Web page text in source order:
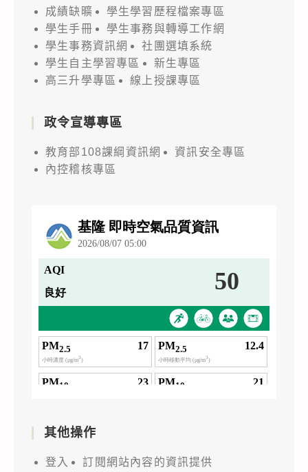
成績缺曠
學生學習歷程檔案專區
學生手冊
學生事務與轉導工作網
學生事務資訊網
社團選填系統
學生自主學習專區
新生專區
高三升學專區
線上授課專區
政令宣導專區
教育部108課綱資訊網
資訊安全專區
內控稽核專區
其他操作
登入
訂閱網站內容的資訊提供